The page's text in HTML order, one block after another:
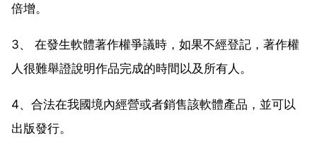
倍增。
3、 在發生軟體著作權爭議時，如果不經登記，著作權
人很難舉證說明作品完成的時間以及所有人。
4、合法在我國境內經營或者銷售該軟體產品，並可以
出版發行。